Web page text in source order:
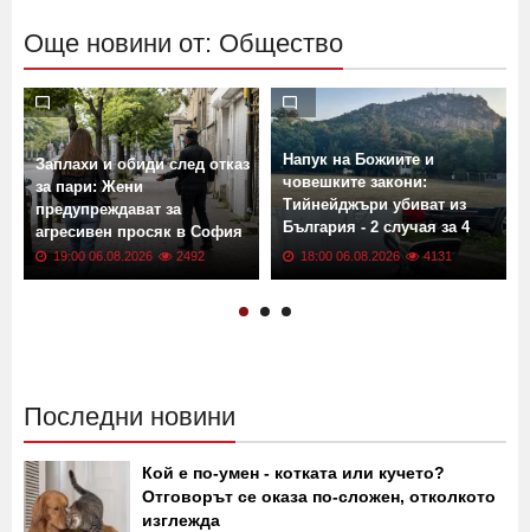
Още новини от: Общество
Заплахи и обиди след отказ
за пари: Жени
предупреждават за
агресивен просяк в София
19:00 06.08.2026 2492
Напук на Божиите и
човешките закони:
Тийнейджъри убиват из
България - 2 случая за 4
месеца
18:00 06.08.2026 4131
Последни новини
Кой е по-умен - котката или кучето?
Отговорът се оказа по-сложен, отколкото
изглежда